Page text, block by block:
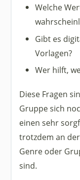
Welche
Gibt es
Vorlagen?
Wer hilft,
Diese Fragen
Gruppe sich
einen sehr
trotzdem an
Genre oder
sind.